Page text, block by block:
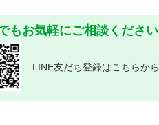
もお気軽にご相談ください
LINE友だち登録はこちらから